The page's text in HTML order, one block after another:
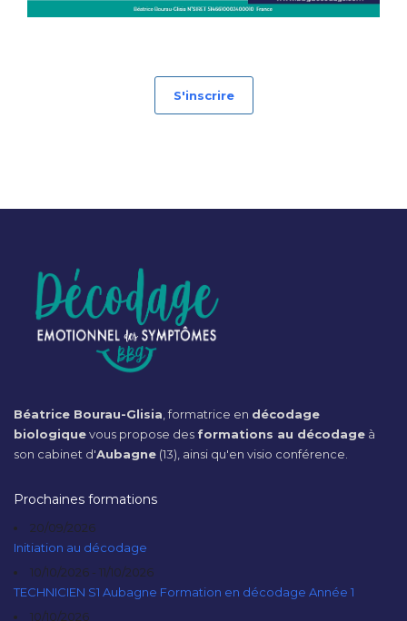
S'inscrire
Béatrice Bourau-Glisia , formatrice en décodage
biologiquevous propose des formations au décodage à
son cabinet d'Aubagne (13), ainsi qu'en visio conférence.
Prochaines formations
20/09/2026
Initiation au décodage
10/10/2026 - 11/10/2026
TECHNICIEN S1 Aubagne Formation en décodage Année 1
10/10/2026